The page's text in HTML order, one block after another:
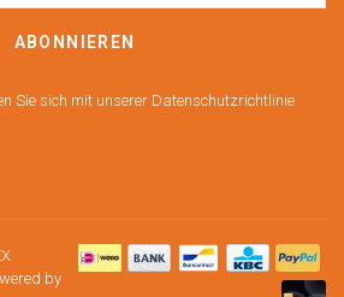
ABONNIEREN
Sie sich mit unserer Datenschutzrichtlinie
by